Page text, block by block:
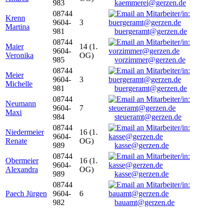
983
kaemmerei@gerzen.de
Krenn
Martina
08744
9604-
981
3
buergeramt@gerzen.de
Maier
Veronika
08744
9604-
985
14 (1.
OG)
vorzimmer@gerzen.de
Meier
Michelle
08744
9604-
981
3
buergeramt@gerzen.de
Neumann
Maxi
08744
9604-
984
7
steueramt@gerzen.de
Niedermeier
Renate
08744
9604-
989
16 (1.
OG)
kasse@gerzen.de
Obermeier
Alexandra
08744
9604-
989
16 (1.
OG)
kasse@gerzen.de
Paech Jürgen
08744
9604-
982
6
bauamt@gerzen.de